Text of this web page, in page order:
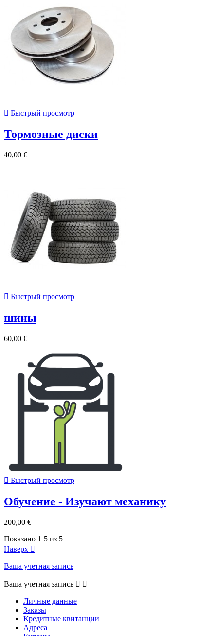
 Быстрый просмотр
Тормозные диски
40,00 €
 Быстрый просмотр
шины
60,00 €
 Быстрый просмотр
Обучение - Изучают механику
200,00 €
Показано 1-5 из 5
Наверх 
Ваша учетная запись
Ваша учетная запись  
Личные данные
Заказы
Кредитные квитанции
Адреса